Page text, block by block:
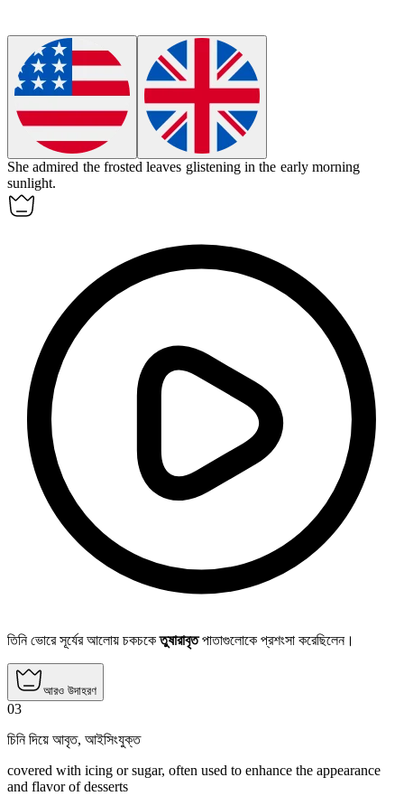
She admired the frosted leaves glistening in the early morning
sunlight.
তিনি ভোরে সূর্যের আলোয় চকচকেতুষারাবৃতপাতাগুলোকে প্রশংসা করেছিলেন।
আরও উদাহরণ
03
চিনি দিয়ে আবৃত, আইসিংযুক্ত
covered with icing or sugar, often used to enhance the appearance
and flavor of desserts